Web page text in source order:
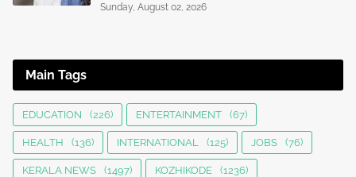
Sunday, August 02, 2026
Main Tags
EDUCATION (226) ENTERTAINMENT (67)
HEALTH (136) INTERNATIONAL (125) JOBS (76)
KERALA NEWS (1497) KOZHIKODE (1236)